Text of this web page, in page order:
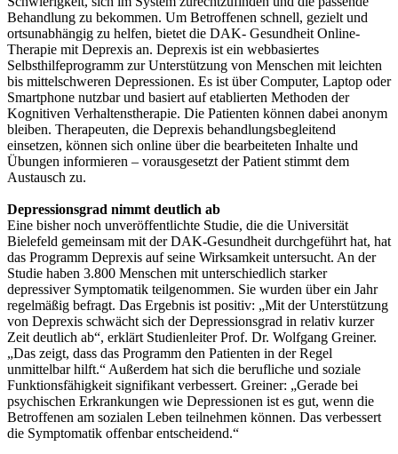
Behandlung zu bekommen. Um Betroffenen schnell, gezielt und
ortsunabhängig zu helfen, bietet die DAK- Gesundheit Online-
Therapie mit Deprexis an. Deprexis ist ein webbasiertes
Selbsthilfeprogramm zur Unterstützung von Menschen mit leichten
bis mittelschweren Depressionen. Es ist über Computer, Laptop oder
Smartphone nutzbar und basiert auf etablierten Methoden der
Kognitiven Verhaltenstherapie. Die Patienten können dabei anonym
bleiben. Therapeuten, die Deprexis behandlungsbegleitend
einsetzen, können sich online über die bearbeiteten Inhalte und
Übungen informieren – vorausgesetzt der Patient stimmt dem
Austausch zu.
Depressionsgrad nimmt deutlich ab
Eine bisher noch unveröffentlichte Studie, die die Universität
Bielefeld gemeinsam mit der DAK-Gesundheit durchgeführt hat, hat
das Programm Deprexis auf seine Wirksamkeit untersucht. An der
Studie haben 3.800 Menschen mit unterschiedlich starker
depressiver Symptomatik teilgenommen. Sie wurden über ein Jahr
regelmäßig befragt. Das Ergebnis ist positiv: „Mit der Unterstützung
von Deprexis schwächt sich der Depressionsgrad in relativ kurzer
Zeit deutlich ab“, erklärt Studienleiter Prof. Dr. Wolfgang Greiner.
„Das zeigt, dass das Programm den Patienten in der Regel
unmittelbar hilft.“ Außerdem hat sich die berufliche und soziale
Funktionsfähigkeit signifikant verbessert. Greiner: „Gerade bei
psychischen Erkrankungen wie Depressionen ist es gut, wenn die
Betroffenen am sozialen Leben teilnehmen können. Das verbessert
die Symptomatik offenbar entscheidend.“